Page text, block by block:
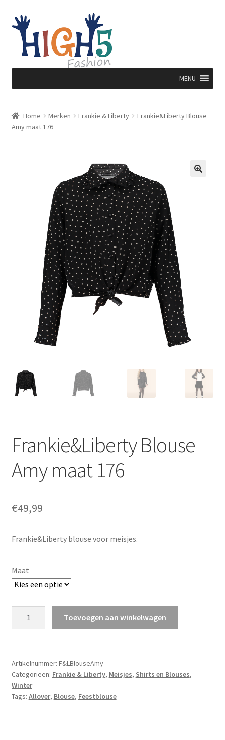
Ga
door
naar
navigatie
Ga
direct
naar
inhoud
MENU
Home Merken Frankie & Liberty
Frankie&Liberty Blouse
Amy maat 176
Frankie&Liberty Blouse
Amy maat 176
€49,99
Frankie&Liberty blouse voor meisjes.
Maat
176
aantal
Toevoegen aan winkelwagen
Artikelnummer: F&LBlouseAmy
Categorieën: Frankie & Liberty, Meisjes, Shirts en Blouses,
Winter
Tags: Allover, Blouse, Feestblouse